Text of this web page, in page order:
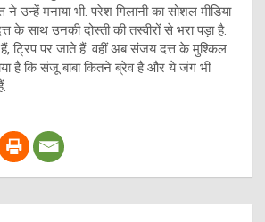
उन्हें मनाया भी. परेश गिलानी का सोशल मीडिया
के साथ उनकी दोस्ती की तस्वीरों से भरा पड़ा है.
हैं, ट्रिप पर जाते हैं. वहीं अब संजय दत्त के मुश्किल
है कि संजू बाबा कितने ब्रेव है और ये जंग भी